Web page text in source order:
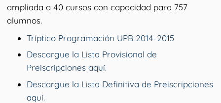
ampliada a 40 cursos con capacidad para 757
alumnos.
Tríptico Programación UPB 2014-2015
Descargue la Lista Provisional de
Preiscripciones aquí.
Descargue la Lista Definitiva de Preiscripciones
aquí.